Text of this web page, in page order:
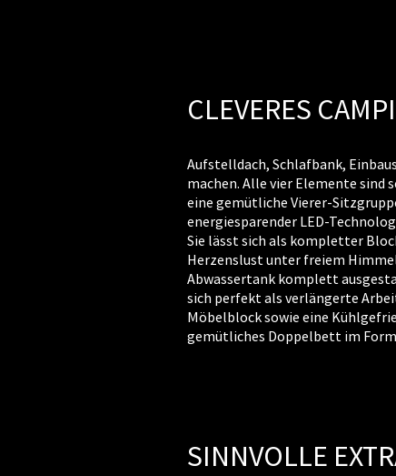
CLEVERES
Aufstelldach, Schlafbank,
machen. Alle vier Elemente sind
eine gemütliche Vierer-
energiesparender LED-
Sie lässt sich als kompletter
Herzenslust unter freiem
Abwassertank komplett
sich perfekt als verlängerte
Möbelblock sowie eine
gemütliches Doppelbett im
SINNVOLLE